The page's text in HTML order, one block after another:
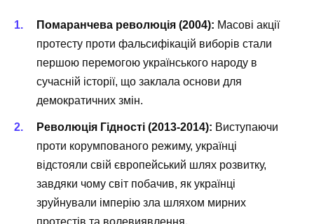
Помаранчева революція (2004): Масові акції
протесту проти фальсифікацій виборів стали
першою перемогою українського народу в
сучасній історії, що заклала основи для
демократичних змін.
Революція Гідності (2013-2014): Виступаючи
проти корумпованого режиму, українці
відстояли свій європейський шлях розвитку,
завдяки чому світ побачив, як українці
зруйнували імперію зла шляхом мирних